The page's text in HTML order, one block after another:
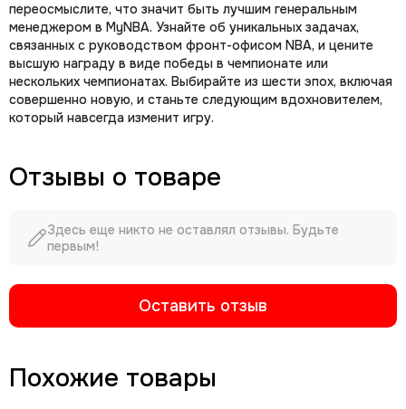
переосмыслите, что значит быть лучшим генеральным
менеджером в MyNBA. Узнайте об уникальных задачах,
связанных с руководством фронт-офисом NBA, и цените
высшую награду в виде победы в чемпионате или
нескольких чемпионатах. Выбирайте из шести эпох, включая
совершенно новую, и станьте следующим вдохновителем,
который навсегда изменит игру.
Отзывы о товаре
Здесь еще никто не оставлял отзывы. Будьте
первым!
Оставить отзыв
Похожие товары